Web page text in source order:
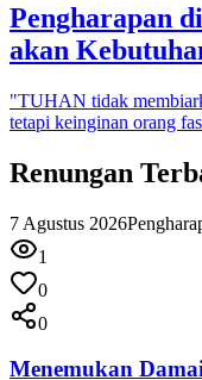
Pengharapan
akan
"TUHAN tidak
tetapi keinginan orang
Renungan
7 Agustus 2026
1
0
0
Menemukan